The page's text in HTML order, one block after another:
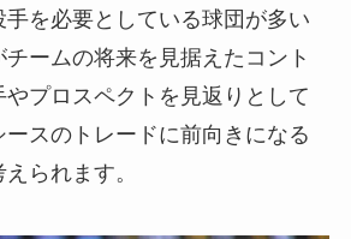
手を必要としている球団が多い
ームの将来を見据えたコント
やプロスペクトを見返りとして
スのトレードに前向きになる
られます。